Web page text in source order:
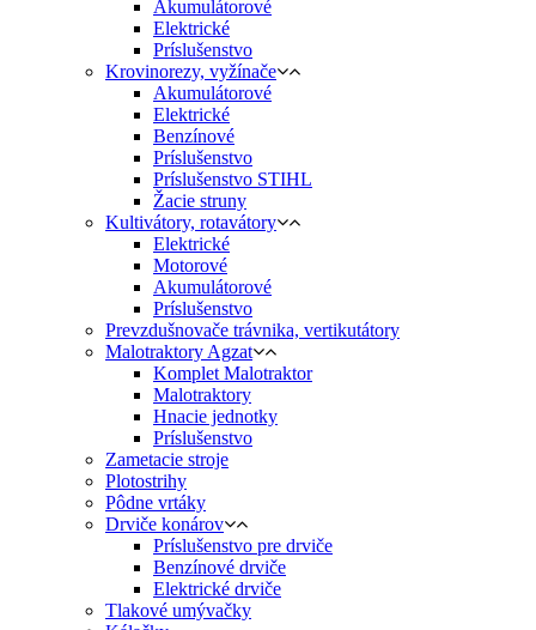
Akumulátorové
Elektrické
Príslušenstvo
Krovinorezy, vyžínače
Akumulátorové
Elektrické
Benzínové
Príslušenstvo
Príslušenstvo STIHL
Žacie struny
Kultivátory, rotavátory
Elektrické
Motorové
Akumulátorové
Príslušenstvo
Prevzdušnovače trávnika, vertikutátory
Malotraktory Agzat
Komplet Malotraktor
Malotraktory
Hnacie jednotky
Príslušenstvo
Zametacie stroje
Plotostrihy
Pôdne vrtáky
Drviče konárov
Príslušenstvo pre drviče
Benzínové drviče
Elektrické drviče
Tlakové umývačky